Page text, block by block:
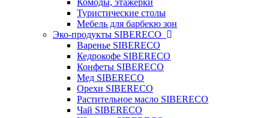
Комоды, этажерки
Туристические столы
Мебель для барбекю зон
Эко-продукты SIBERECO
Варенье SIBERECO
Кедрокофе SIBERECO
Конфеты SIBERECO
Мед SIBERECO
Орехи SIBERECO
Растительное масло SIBERECO
Чай SIBERECO